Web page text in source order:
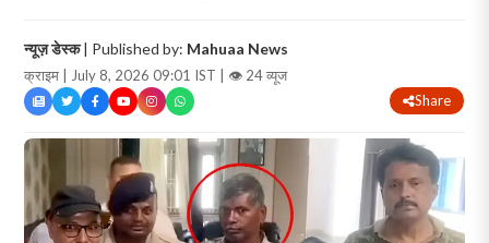
न्यूज़ डेस्क| Published by: Mahuaa News
क्राइम | July 8, 2026 09:01 IST | 👁 24 व्यूज
Share